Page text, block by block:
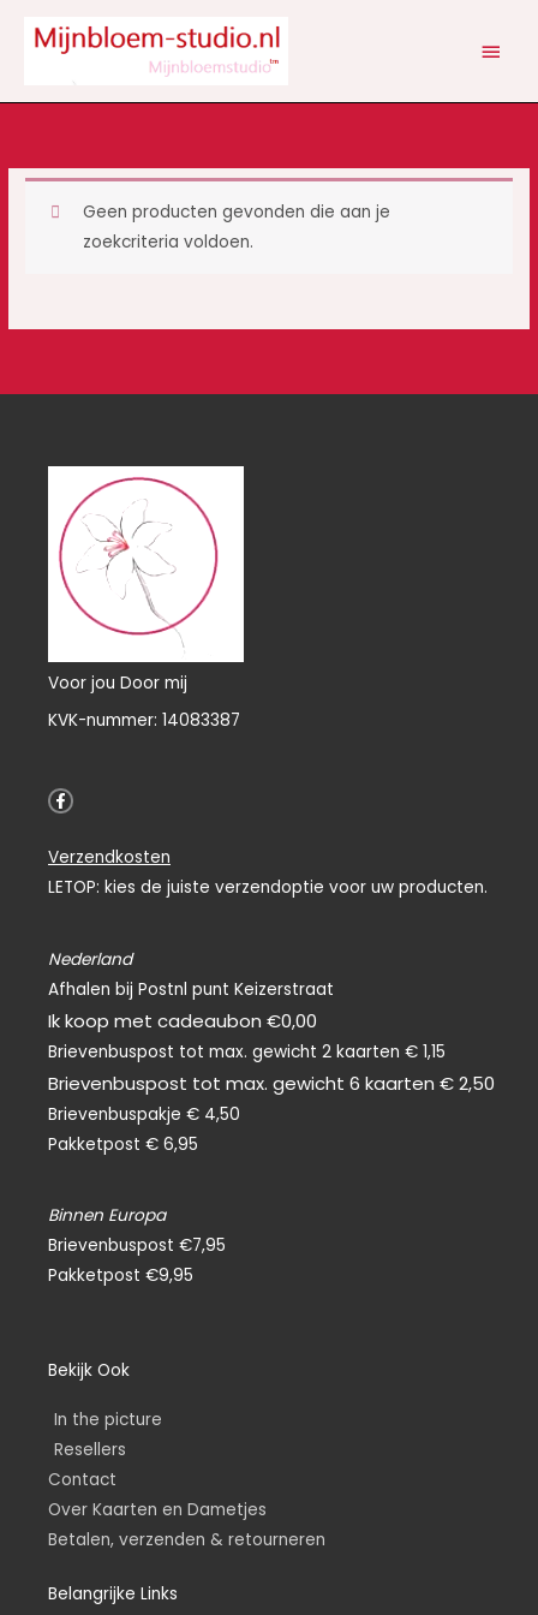
naar
inhoud
Geen producten gevonden die aan je
zoekcriteria voldoen.
Voor jou Door mij
KVK-nummer: 14083387
F
a
b
o
o
Verzendkosten
LETOP: kies de juiste verzendoptie voor uw producten.
Nederland
Afhalen bij Postnl punt Keizerstraat
Ik koop met cadeaubon €0,00
Brievenbuspost tot max. gewicht 2 kaarten € 1,15
Brievenbuspost tot max. gewicht 6 kaarten € 2,50
Brievenbuspakje € 4,50
Pakketpost € 6,95
Binnen Europa
Brievenbuspost €7,95
Pakketpost €9,95
Bekijk Ook
In the picture
Resellers
Contact
Over Kaarten en Dametjes
Betalen, verzenden & retourneren
Belangrijke Links